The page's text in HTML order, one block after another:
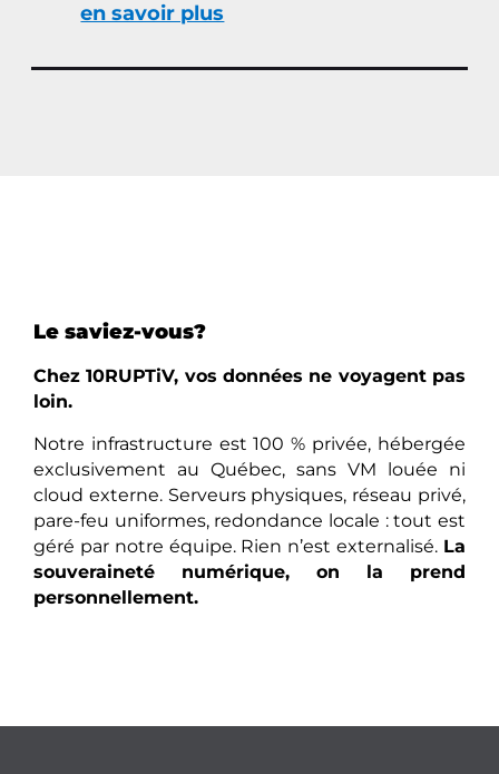
en savoir plus
Le saviez-vous?
Chez 10RUPTiV, vos données ne voyagent pas
loin.
Notre infrastructure est 100 % privée, hébergée
exclusivement au Québec, sans VM louée ni
cloud externe. Serveurs physiques, réseau privé,
pare-feu uniformes, redondance locale : tout est
géré par notre équipe. Rien n’est externalisé. La
souveraineté numérique, on la prend
personnellement.